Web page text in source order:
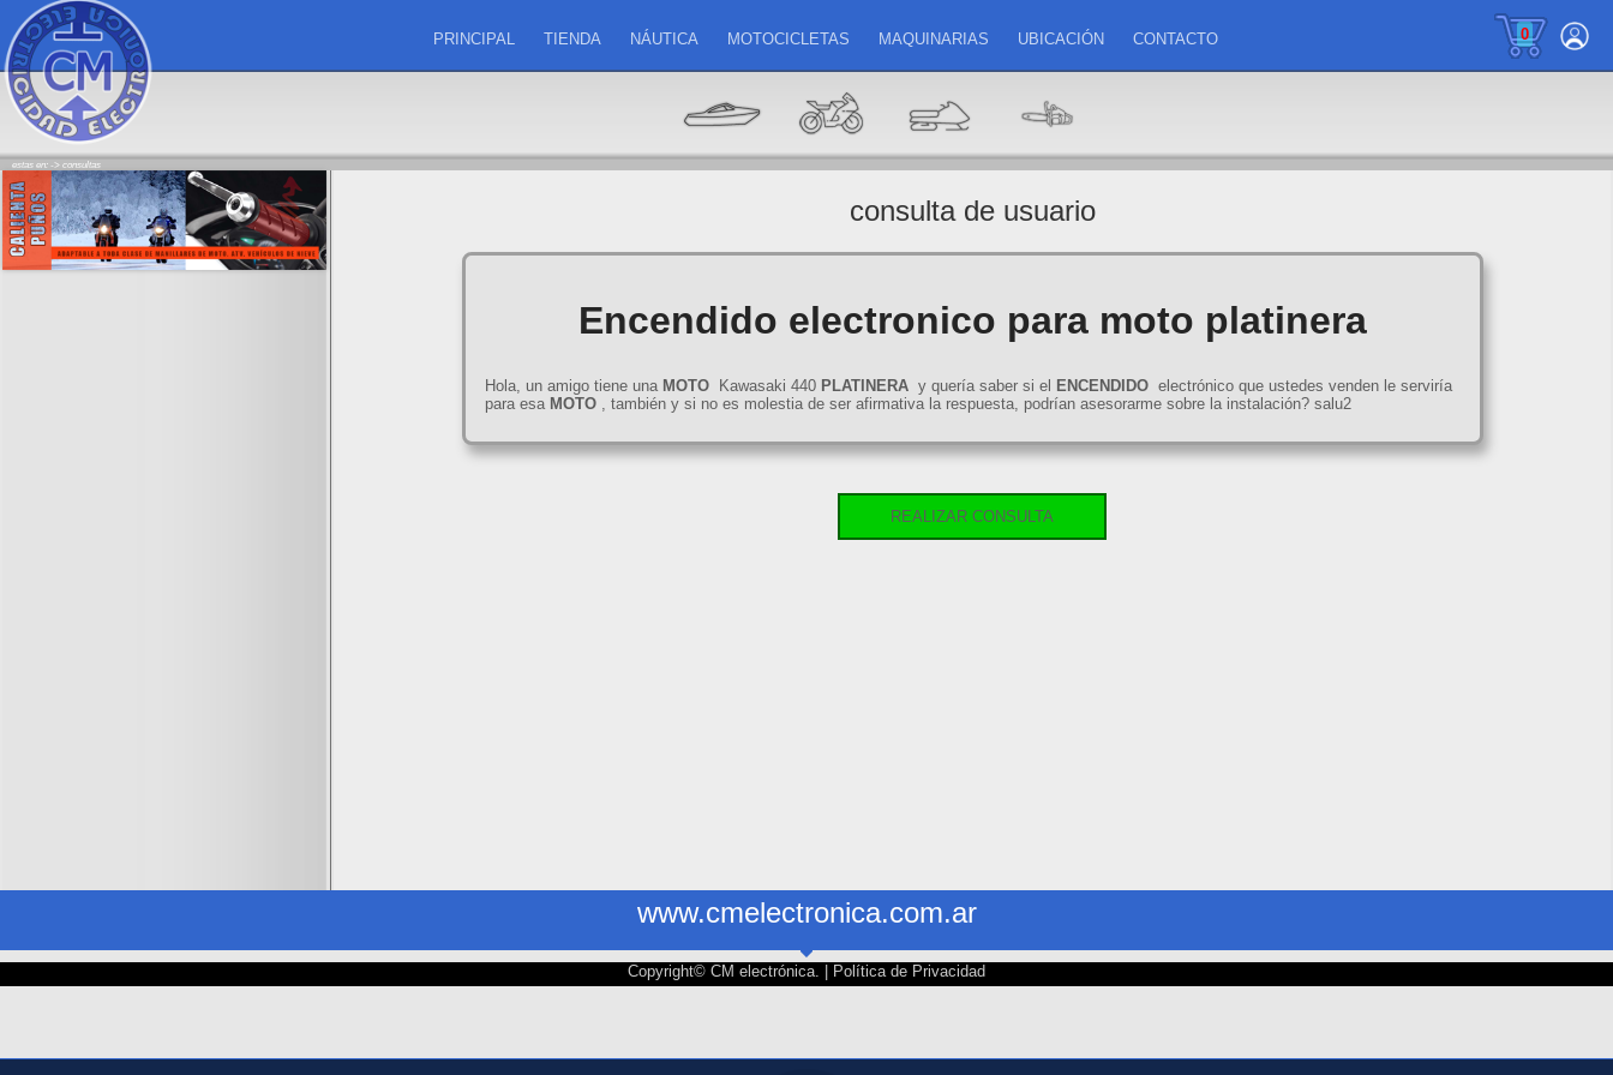
0
PRINCIPAL TIENDA NÁUTICA MOTOCICLETAS MAQUINARIAS UBICACIÓN CONTACTO
estas en: -> consultas
consulta de usuario
Encendido electronico para moto platinera
Hola, un amigo tiene una MOTOKawasaki 440 PLATINERAy quería saber si el ENCENDIDOelectrónico que ustedes venden le serviría
para esa MOTO, también y si no es molestia de ser afirmativa la respuesta, podrían asesorarme sobre la instalación? salu2
REALIZAR CONSULTA
www.cmelectronica.com.ar
Copyright© CM electrónica. | Política de Privacidad